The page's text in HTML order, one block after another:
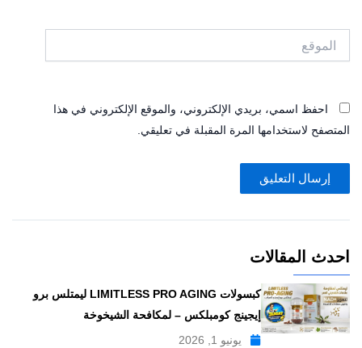
احفظ اسمي، بريدي الإلكتروني، والموقع الإلكتروني في هذا
المتصفح لاستخدامها المرة المقبلة في تعليقي.
احدث المقالات
كبسولات LIMITLESS PRO AGING ليمتلس برو
إيجينج كومبلكس – لمكافحة الشيخوخة
يونيو 1, 2026